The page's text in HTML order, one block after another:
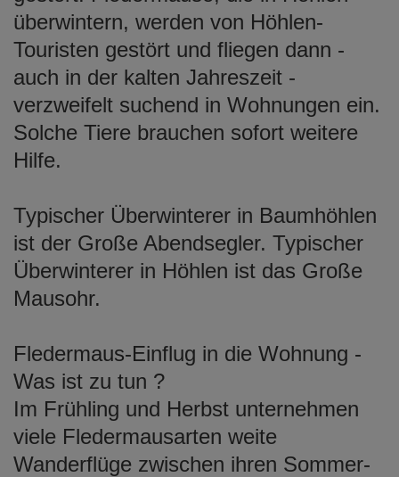
überwintern, werden von Höhlen-
Touristen gestört und fliegen dann -
auch in der kalten Jahreszeit -
verzweifelt suchend in Wohnungen ein.
Solche Tiere brauchen sofort weitere
Hilfe.
Typischer Überwinterer in Baumhöhlen
ist der Große Abendsegler. Typischer
Überwinterer in Höhlen ist das Große
Mausohr.
Fledermaus-Einflug in die Wohnung -
Was ist zu tun ?
Im Frühling und Herbst unternehmen
viele Fledermausarten weite
Wanderflüge zwischen ihren Sommer-